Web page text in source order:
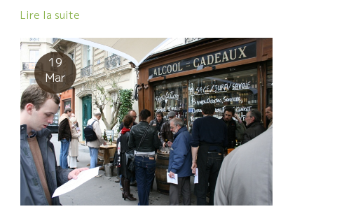
ていた。この二人は一緒になってからあらゆる意味から
も、私生活も仕事も充実している。YOYOさんのワインの
スタイルもジャンフランソワ・ニックのワイン質に似て
きた。素晴らしフレッシュ感がましてきた。その上、シ
スト土壌のミネラル感は本当に素晴らしい。YOYOさんの
さっぱりした明るい性格がそのままワインのスタイルと
なっている。 ちょっと遅れてAlain Castex＊アラン・カ
ステックがやって来た。かなり体がスリムになってい
る。最近、住むところのバニュルスの海からルシオンの
山側に引っ越した。体重が減って、腰痛もなくなったと
のことで健康そうなアランがもどってきた。主催者の一
人でもあるAxel Prufer＊アクセル・プリファーも嬉しそ
う。 レベルの高いジャズ演奏に驚いた。段々とミュージ
Lire la suite
19
Mar